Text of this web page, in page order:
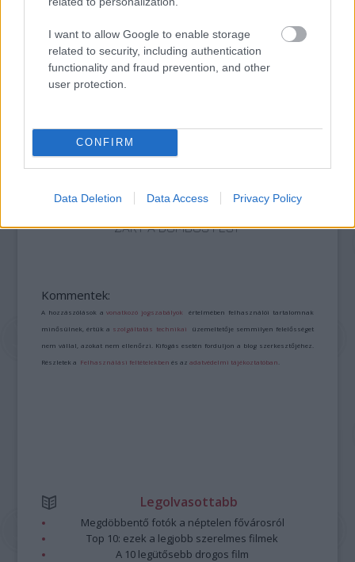
I want to allow Google to enable storage
related to security, including authentication
functionality and fraud prevention, and other
user protection.
CONFIRM
Data Deletion Data Access Privacy Policy
AZ EMBERSÉG ÜNNEPE
ZÁRT A DOMBOS FEST
Kommentek:
A hozzászólások avonatkozó jogszabályok értelmében felhasználói tartalomnak
minősülnek, értük a szolgáltatás technikai üzemeltetője semmilyen felelősséget
nem vállal, azokat nem ellenőrzi. Kifogás esetén forduljon a blog szerkesztőjéhez.
Részletek a Felhasználási feltételekben és azadatvédelmi tájékoztatóban
Legolvasottabb
Megdöbbentő fotók a néptelen fővárosról
Top 10: ezek a legjobb szerelmes filmek
A 10 legütősebb drogos film